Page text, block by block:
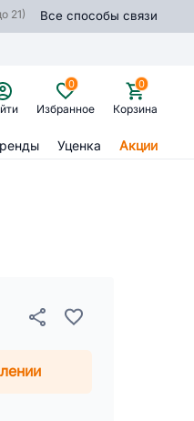
21) Все способы связи
Избранное
0
Корзина
0
Уценка Акции